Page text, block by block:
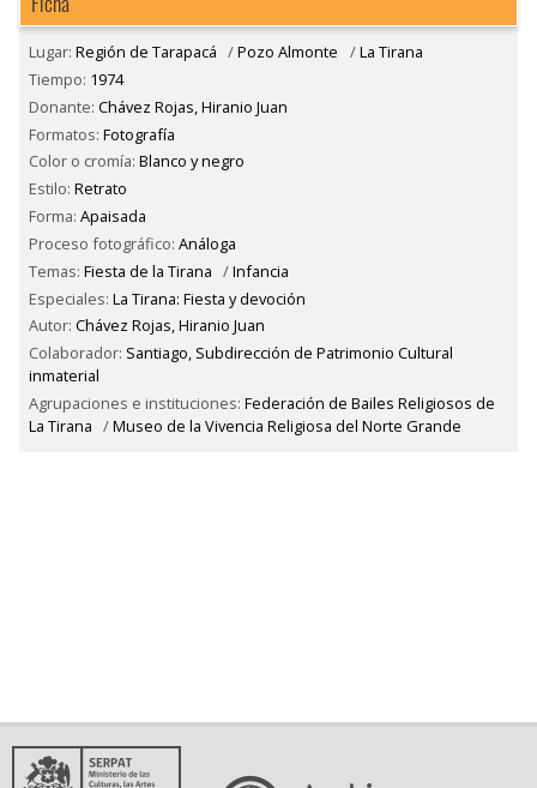
Lugar: Región de Tarapacá /Pozo Almonte /La Tirana
Tiempo: 1974
Donante: Chávez Rojas, Hiranio Juan
Formatos: Fotografía
Color o cromía: Blanco y negro
Estilo: Retrato
Forma: Apaisada
Proceso fotográfico: Análoga
Temas: Fiesta de la Tirana /Infancia
Especiales: La Tirana: Fiesta y devoción
Autor: Chávez Rojas, Hiranio Juan
Colaborador: Santiago, Subdirección de Patrimonio Cultural
inmaterial
Agrupaciones e instituciones: Federación de Bailes Religiosos de
La Tirana /Museo de la Vivencia Religiosa del Norte Grande